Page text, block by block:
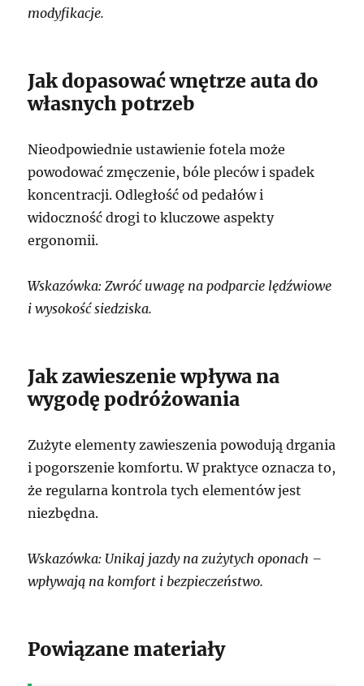
modyfikacje.
Jak dopasować wnętrze auta do
własnych potrzeb
Nieodpowiednie ustawienie fotela może
powodować zmęczenie, bóle pleców i spadek
koncentracji. Odległość od pedałów i
widoczność drogi to kluczowe aspekty
ergonomii.
Wskazówka: Zwróć uwagę na podparcie lędźwiowe
i wysokość siedziska.
Jak zawieszenie wpływa na
wygodę podróżowania
Zużyte elementy zawieszenia powodują drgania
i pogorszenie komfortu. W praktyce oznacza to,
że regularna kontrola tych elementów jest
niezbędna.
Wskazówka: Unikaj jazdy na zużytych oponach –
wpływają na komfort i bezpieczeństwo.
Powiązane materiały